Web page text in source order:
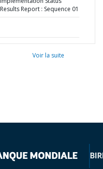
Results Report : Sequence 01
Voir la suite